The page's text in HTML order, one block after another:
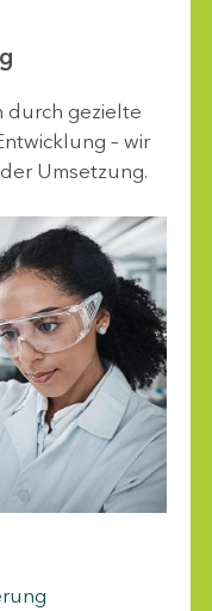
durch gezielte
– wir
Umsetzung.